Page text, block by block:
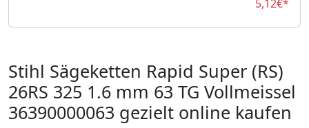
5,12€*
Stihl Sägeketten Rapid Super (RS)
26RS 325 1.6 mm 63 TG Vollmeissel
36390000063 gezielt online kaufen